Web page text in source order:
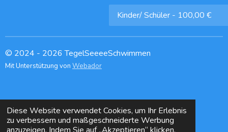
Diese Website verwendet Cookies, um Ihr Erlebnis
zu verbessern und maßgeschneiderte Werbung
© 2024 - 2026 TegelSeeeeSchwimmen
Mit Unterstützung von Webador